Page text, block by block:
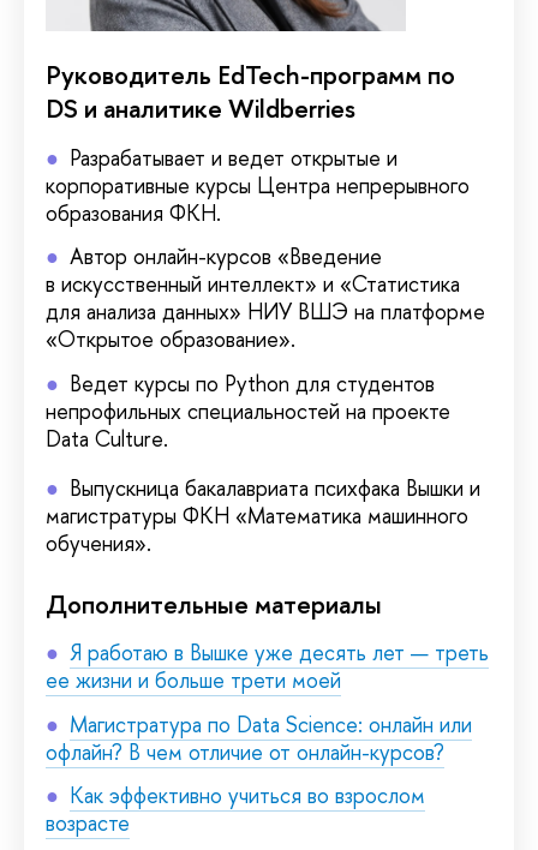
Руководитель EdTech-программ по
DS и аналитике Wildberries
Разрабатывает и ведет открытые и
корпоративные курсы Центра непрерывного
образования ФКН.
Автор онлайн-курсов «Введение
в искусственный интеллект» и «Статистика
для анализа данных» НИУ ВШЭ на платформе
«Открытое образование».
Ведет курсы по Python для студентов
непрофильных специальностей на проекте
Data Culture.
Выпускница бакалавриата психфака Вышки и
магистратуры ФКН «Математика машинного
обучения».
Дополнительные материалы
Я работаю в Вышке уже десять лет — треть
ее жизни и больше трети моей
Магистратура по Data Science: онлайн или
офлайн? В чем отличие от онлайн-курсов?
Как эффективно учиться во взрослом
возрасте